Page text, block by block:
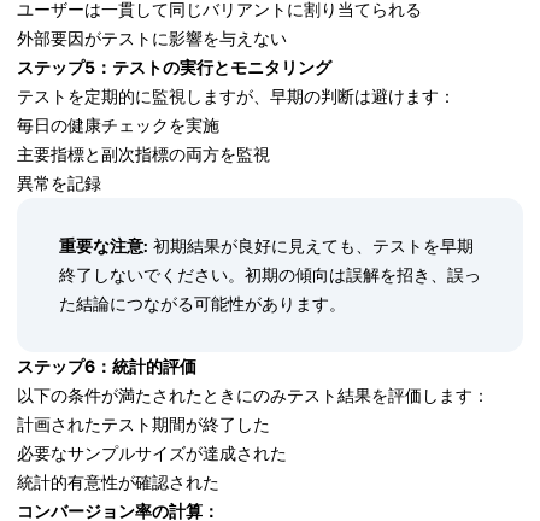
ユーザーは一貫して同じバリアントに割り当てられる
外部要因がテストに影響を与えない
ステップ5：テストの実行とモニタリング
テストを定期的に監視しますが、早期の判断は避けます：
毎日の健康チェックを実施
主要指標と副次指標の両方を監視
異常を記録
重要な注意: 初期結果が良好に見えても、テストを早期
終了しないでください。初期の傾向は誤解を招き、誤っ
た結論につながる可能性があります。
ステップ6：統計的評価
以下の条件が満たされたときにのみテスト結果を評価します：
計画されたテスト期間が終了した
必要なサンプルサイズが達成された
統計的有意性が確認された
コンバージョン率の計算：